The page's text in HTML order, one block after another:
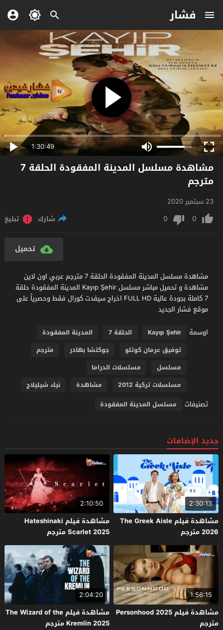
فشار
1:30:49
مشاهدة مسلسل المدينة المفقودة الحلقة 7
مترجم
23 سبتمبر 2020
0
0 شارك تبليغ
تحميل
مشاهدة مسلسل المدينة المفقودة الحلقة 7 مترجم عربي اون لاين
مشاهدة و تحميل مباشر مسلسل Kayıp Şehir المدينة المفقودة حلقة
7 كاملة بجودة عالية FULL HD اخراج سيفدت كورال فقط وحصرياً على
موقع فشار الجديد
اوسمة
Kayıp Şehir الحلقة 7
المدينة المفقودة
توفيق عرمان كوتلو
جوكتشا بهادر
مترجم
مسلسل
مسلسلات الدراما
مسلسلات تركية 2012
مشاهدة نيك شيليلاج
تصنيفات مسلسل المدينة المفقودة
جديد الإضافات
2:30:13
مشاهدة فيلم The Greek Aisle
2026 مترجم
2:10:50
مشاهدة فيلم Hateshinaki
Scarlet 2025 مترجم
1:56:15
مشاهدة فيلم Personhood 2025
مترجم
2:04:20
مشاهدة فيلم The Wizard of the
Kremlin 2025 مترجم